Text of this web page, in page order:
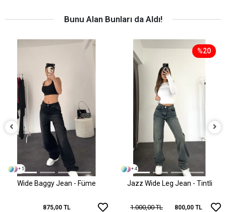
Bunu Alan Bunları da Aldı!
+ 5
Wide Baggy Jean - Füme
875,00 TL
%20
+ 4
Jazz Wide Leg Jean - Tintli
1.000,00 TL 800,00 TL